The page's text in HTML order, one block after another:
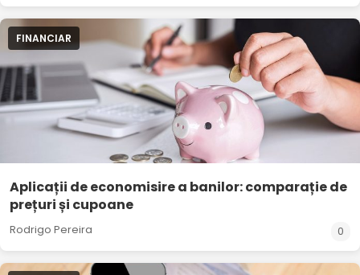
FINANCIAR
Aplicații de economisire a banilor: comparație de
prețuri și cupoane
Rodrigo Pereira 0